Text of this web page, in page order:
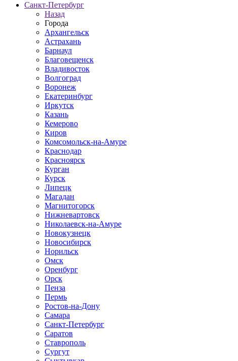
Санкт-Петербург
Назад
Города
Архангельск
Астрахань
Барнаул
Благовещенск
Владивосток
Волгоград
Воронеж
Екатеринбург
Иркутск
Казань
Кемерово
Киров
Комсомольск-на-Амуре
Краснодар
Красноярск
Курган
Курск
Липецк
Магадан
Магнитогорск
Нижневартовск
Николаевск-на-Амуре
Новокузнецк
Новосибирск
Норильск
Омск
Оренбург
Орск
Пенза
Пермь
Ростов-на-Дону
Самара
Санкт-Петербург
Саратов
Ставрополь
Сургут